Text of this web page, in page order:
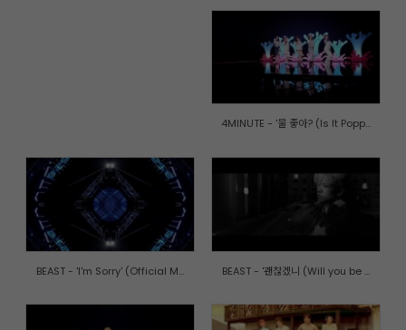
4MINUTE - '물 좋아? (Is It Popp...
BEAST - 'I'm Sorry' (Official M... BEAST - '괜찮겠니 (Will you be ...